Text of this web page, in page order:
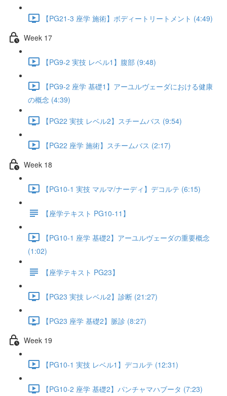
【PG21-3 座学 施術】ボディートリートメント (4:49)
Week 17
【PG9-2 実技 レベル1】腹部 (9:48)
【PG9-2 座学 基礎1】アーユルヴェーダにおける健康
の概念 (4:39)
【PG22 実技 レベル2】スチームバス (9:54)
【PG22 座学 施術】スチームバス (2:17)
Week 18
【PG10-1 実技 マルマ/ナーディ】デコルテ (6:15)
【座学テキスト PG10-11】
【PG10-1 座学 基礎2】アーユルヴェーダの重要概念
(1:02)
【座学テキスト PG23】
【PG23 実技 レベル2】診断 (21:27)
【PG23 座学 基礎2】脈診 (8:27)
Week 19
【PG10-1 実技 レベル1】デコルテ (12:31)
【PG10-2 座学 基礎2】パンチャマハブータ (7:23)